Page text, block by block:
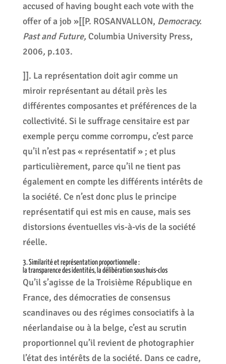
accused of having bought each vote with the
offer of a job »[[P. ROSANVALLON, Democracy.
Past and Future, Columbia University Press,
2006, p.103.
]]. La représentation doit agir comme un
miroir représentant au détail près les
différentes composantes et préférences de la
collectivité. Si le suffrage censitaire est par
exemple perçu comme corrompu, c’est parce
qu’il n’est pas « représentatif » ; et plus
particulièrement, parce qu’il ne tient pas
également en compte les différents intérêts de
la société. Ce n’est donc plus le principe
représentatif qui est mis en cause, mais ses
distorsions éventuelles vis-à-vis de la société
réelle.
3. Similarité et représentation proportionnelle :
la transparence des identités, la délibération sous huis-clos
Qu’il s’agisse de la Troisième République en
France, des démocraties de consensus
scandinaves ou des régimes consociatifs à la
néerlandaise ou à la belge, c’est au scrutin
proportionnel qu’il revient de photographier
l’état des intérêts de la société. Dans ce cadre,